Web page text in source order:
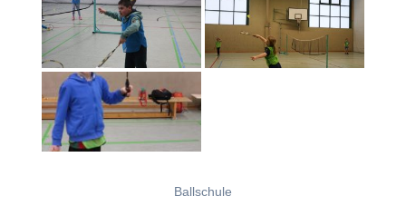
Ballschule